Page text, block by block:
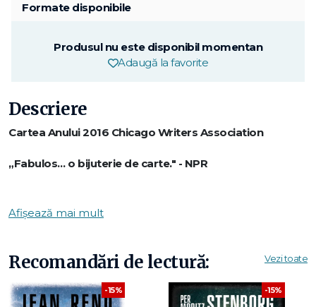
Formate disponibile
Produsul nu este disponibil momentan
Adaugă la favorite
Descriere
Cartea Anului 2016 Chicago Writers Association
„Fabulos… o bijuterie de carte." - NPR
comun." - The Guardian
infanterist în Marina SUA ajunge în Las Vegas în căutarea
unui ticălos împătimit de jocuri de noroc, dispărut în condiții
suspecte.
Afișează mai mult
Recomandări de lectură: Vezi toate
-15% -15%